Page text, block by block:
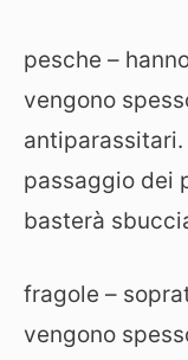
pesche –
vengono
passaggio dei
basterà
fragole –
vengono